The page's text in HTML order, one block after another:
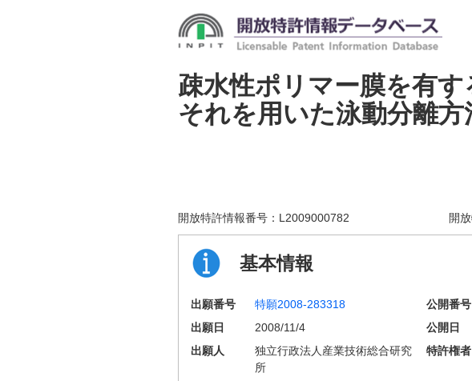
疎水性ポリマー膜を有
それを用いた泳動分離方
開放特許情報番号： L2009000782 開
基本情報
出願番号 特願2008-283318 公開番号
出願日
2008/11/4 公開日
出願人
独立行政法人産業技術総合研究
所
特許権者